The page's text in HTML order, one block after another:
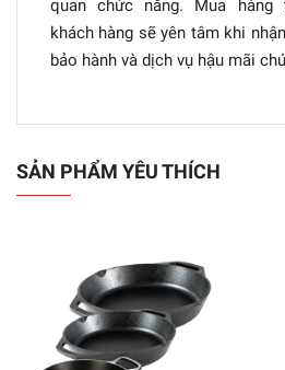
quan chức năng. Mua hàng
khách hàng sẽ yên tâm khi
bảo hành và dịch vụ hậu mãi
SẢN PHẨM YÊU THÍCH